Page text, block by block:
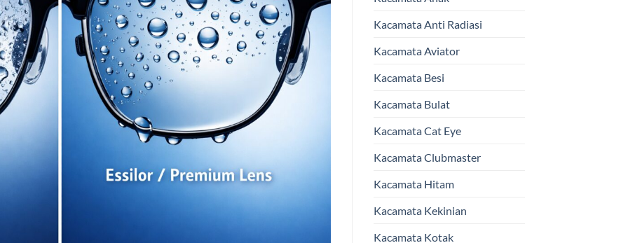
Kacamata Anti Radiasi
Kacamata Aviator
Kacamata Besi
Kacamata Bulat
Kacamata Cat Eye
Kacamata Clubmaster
Kacamata Hitam
Kacamata Kekinian
Kacamata Kotak